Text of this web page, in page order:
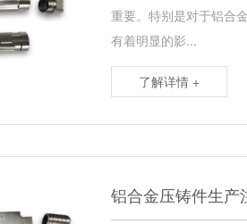
重要。特别是对于铝合
有着明显的影...
了解详情 +
铝合金压铸件生产